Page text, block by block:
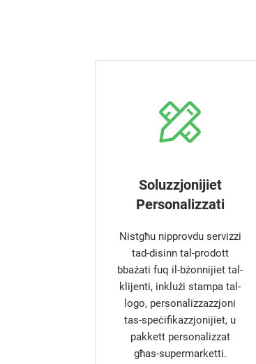
Soluzzjonijiet
Personalizzati
Nistgħu nipprovdu servizzi
tad-disinn tal-prodott
bbażati fuq il-bżonnijiet tal-
klijenti, inklużi stampa tal-
logo, personalizzazzjoni
tas-speċifikazzjonijiet, u
pakkett personalizzat
għas-supermarketti.